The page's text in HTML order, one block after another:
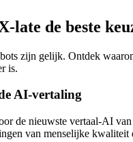
late de beste
zijn gelijk. Ontdek
is.
AI-vertaling
de nieuwste vertaal-AI
van menselijke kwaliteit